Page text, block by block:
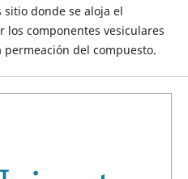
donde se aloja el
los componentes vesiculares
del compuesto.